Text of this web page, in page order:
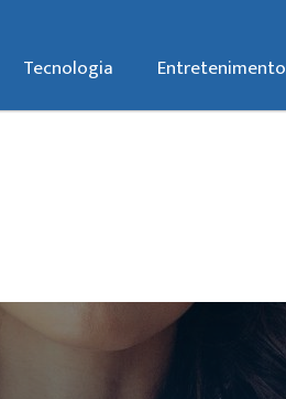
Tecnologia Entretenimento